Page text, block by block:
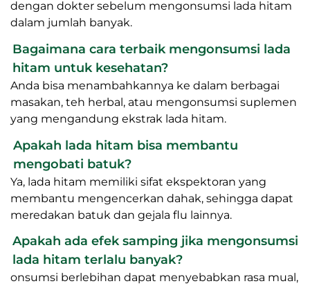
dengan dokter sebelum mengonsumsi lada hitam
dalam jumlah banyak.
Bagaimana cara terbaik mengonsumsi lada
hitam untuk kesehatan?
Anda bisa menambahkannya ke dalam berbagai
masakan, teh herbal, atau mengonsumsi suplemen
yang mengandung ekstrak lada hitam.
Apakah lada hitam bisa membantu
mengobati batuk?
Ya, lada hitam memiliki sifat ekspektoran yang
membantu mengencerkan dahak, sehingga dapat
meredakan batuk dan gejala flu lainnya.
Apakah ada efek samping jika mengonsumsi
lada hitam terlalu banyak?
onsumsi berlebihan dapat menyebabkan rasa mual,